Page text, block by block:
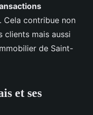
. Cela contribue non
clients mais aussi
de Saint-
et ses